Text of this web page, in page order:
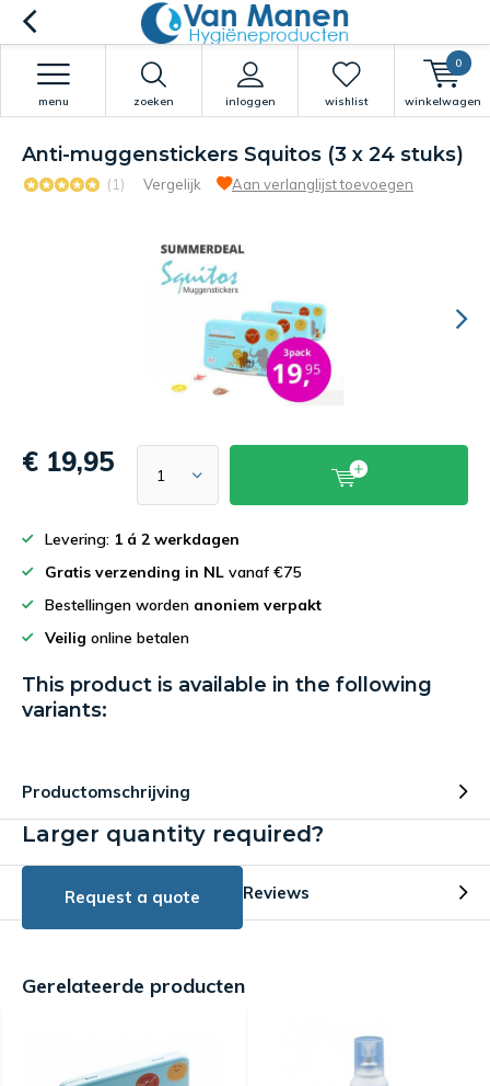
zoeken inloggen
menu wishlist winkelwagen
0
Anti-muggenstickers Squitos (3 x 24 stuks)
(1) Vergelijk Aan verlanglijst toevoegen
€ 19,95
Levering: 1 á 2 werkdagen
Gratis verzending in NL vanaf €75
Bestellingen worden anoniem verpakt
Veilig online betalen
This product is available in the following
variants:
Productomschrijving
Larger quantity required?
Request a quote Reviews
Gerelateerde producten